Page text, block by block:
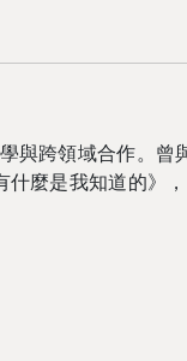
與跨領域合作。曾
什麼是我知道的》